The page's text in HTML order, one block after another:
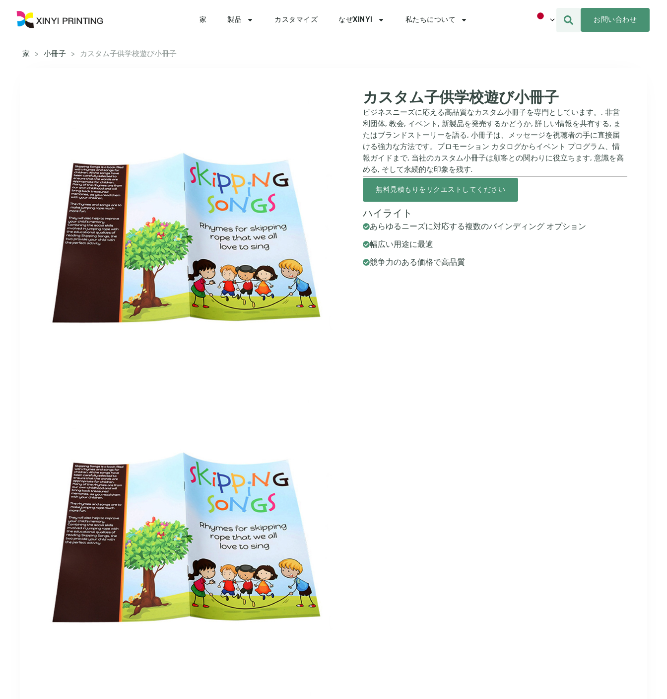
家 製品 カスタマイズ なぜXINYI 私たちについて お問い合わせ
家 > 小冊子 > カスタム子供学校遊び小冊子
カスタム子供学校遊び小冊子
ビジネスニーズに応える高品質なカスタム小冊子を専門としています。, 非営
利団体, 教会, イベント, 新製品を発売するかどうか, 詳しい情報を共有する, ま
たはブランドストーリーを語る, 小冊子は、メッセージを視聴者の手に直接届
ける強力な方法です。プロモーション カタログからイベント プログラム、情
報ガイドまで, 当社のカスタム小冊子は顧客との関わりに役立ちます, 意識を高
める, そして永続的な印象を残す.
無料見積もりをリクエストしてください
ハイライト
あらゆるニーズに対応する複数のバインディング オプション
幅広い用途に最適
競争力のある価格で高品質